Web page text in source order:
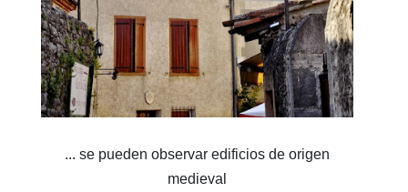
... se pueden observar edificios de origen
medieval